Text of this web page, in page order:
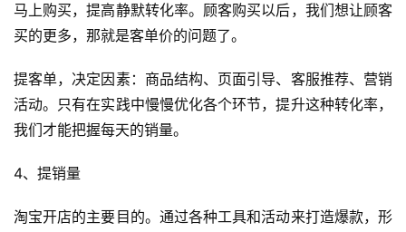
马上购买，提高静默转化率。顾客购买以后，我们想让顾客
买的更多，那就是客单价的问题了。
提客单，决定因素：商品结构、页面引导、客服推荐、营销
活动。只有在实践中慢慢优化各个环节，提升这种转化率，
我们才能把握每天的销量。
4、提销量
淘宝开店的主要目的。通过各种工具和活动来打造爆款，形